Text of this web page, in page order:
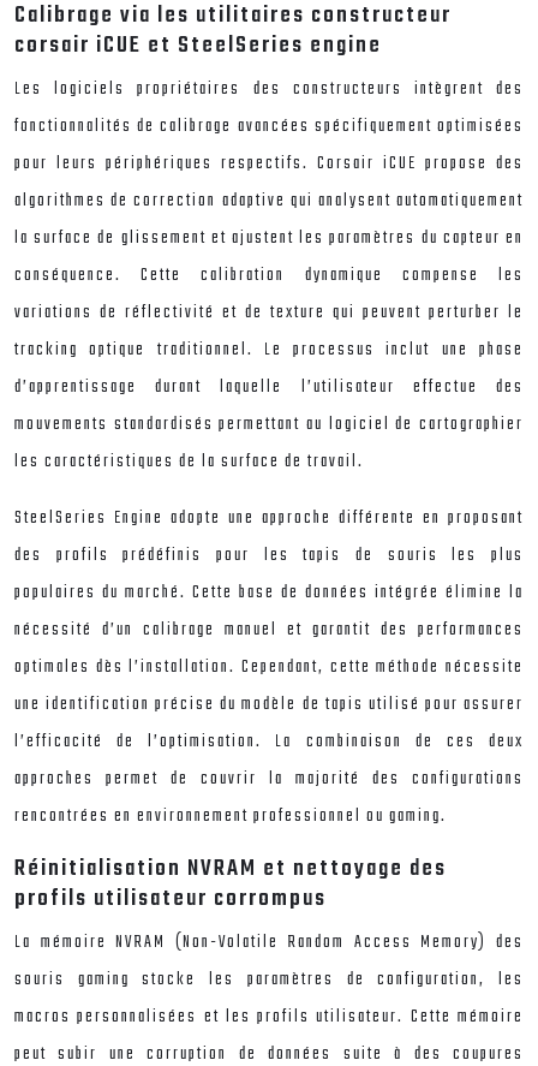
Calibrage via les utilitaires constructeur
corsair iCUE et SteelSeries engine
Les logiciels propriétaires des constructeurs intègrent des
fonctionnalités de calibrage avancées spécifiquement optimisées
pour leurs périphériques respectifs. Corsair iCUE propose des
algorithmes de correction adaptive qui analysent automatiquement
la surface de glissement et ajustent les paramètres du capteur en
conséquence. Cette calibration dynamique compense les
variations de réflectivité et de texture qui peuvent perturber le
tracking optique traditionnel. Le processus inclut une phase
d’apprentissage durant laquelle l’utilisateur effectue des
mouvements standardisés permettant au logiciel de cartographier
les caractéristiques de la surface de travail.
SteelSeries Engine adopte une approche différente en proposant
des profils prédéfinis pour les tapis de souris les plus
populaires du marché. Cette base de données intégrée élimine la
nécessité d’un calibrage manuel et garantit des performances
optimales dès l’installation. Cependant, cette méthode nécessite
une identification précise du modèle de tapis utilisé pour assurer
l’efficacité de l’optimisation. La combinaison de ces deux
approches permet de couvrir la majorité des configurations
rencontrées en environnement professionnel ou gaming.
Réinitialisation NVRAM et nettoyage des
profils utilisateur corrompus
La mémoire NVRAM (Non-Volatile Random Access Memory) des
souris gaming stocke les paramètres de configuration, les
macros personnalisées et les profils utilisateur. Cette mémoire
peut subir une corruption de données suite à des coupures